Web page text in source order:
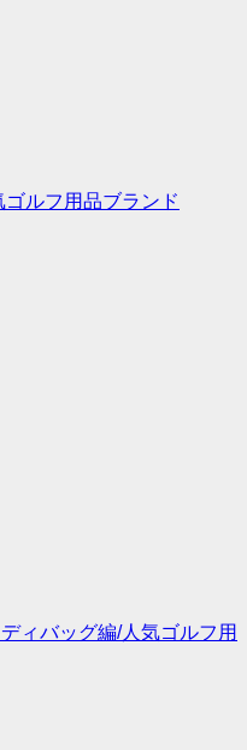
ルフ用品ブランド
ィバッグ編/人気ゴルフ用